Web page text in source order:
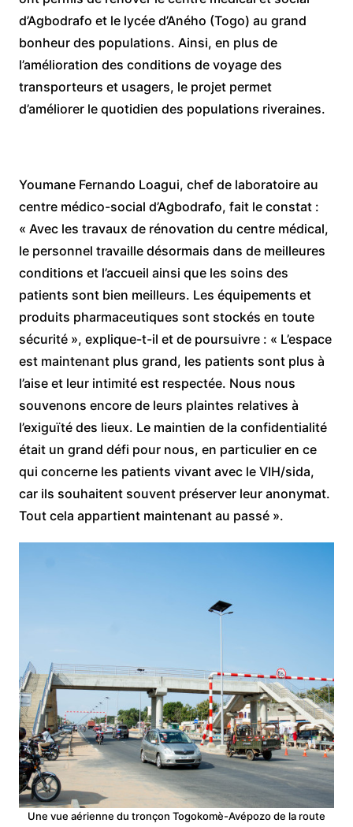
d’Agbodrafo et le lycée d’Aného (Togo) au grand
bonheur des populations. Ainsi, en plus de
l’amélioration des conditions de voyage des
transporteurs et usagers, le projet permet
d’améliorer le quotidien des populations riveraines.
Youmane Fernando Loagui, chef de laboratoire au
centre médico-social d’Agbodrafo, fait le constat :
« Avec les travaux de rénovation du centre médical,
le personnel travaille désormais dans de meilleures
conditions et l’accueil ainsi que les soins des
patients sont bien meilleurs. Les équipements et
produits pharmaceutiques sont stockés en toute
sécurité », explique-t-il et de poursuivre : « L’espace
est maintenant plus grand, les patients sont plus à
l’aise et leur intimité est respectée. Nous nous
souvenons encore de leurs plaintes relatives à
l’exiguïté des lieux. Le maintien de la confidentialité
était un grand défi pour nous, en particulier en ce
qui concerne les patients vivant avec le VIH/sida,
car ils souhaitent souvent préserver leur anonymat.
Tout cela appartient maintenant au passé ».
Une vue aérienne du tronçon Togokomè-Avépozo de la route